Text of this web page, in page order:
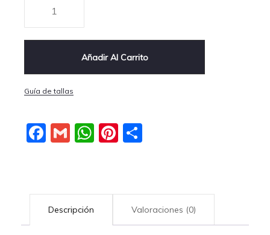
Añadir Al Carrito
Guía de tallas
Facebook
GmailWhatsApp
Pinterest
Descripción Valoraciones (0)